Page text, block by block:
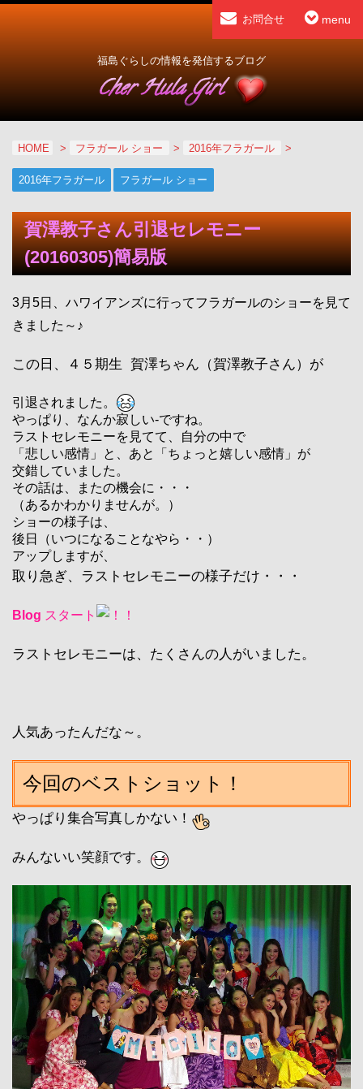
menu
お問合せ
福島ぐらしの情報を発信するブログ
HOME > フラガール ショー > 2016年フラガール >
2016年フラガール フラガール ショー
賀澤教子さん引退セレモニー
(20160305)簡易版
3月5日、ハワイアンズに行ってフラガールのショーを見て
きました～♪
この日、４５期生 賀澤ちゃん（賀澤教子さん）が
引退されました。
やっぱり、なんか寂しい-ですね。
ラストセレモニーを見てて、自分の中で
「悲しい感情」と、あと「ちょっと嬉しい感情」が
交錯していました。
その話は、またの機会に・・・
（あるかわかりませんが。）
ショーの様子は、
後 日（いつになることなやら・・）
アップしますが、
取り急ぎ、ラストセレモニーの様子だけ・・・
Blog スタート
ラストセレモニーは、たくさんの人がいました。
人気あったんだな～。
今回のベストショット！
やっぱり集合写真しかない！
みんないい笑顔です。